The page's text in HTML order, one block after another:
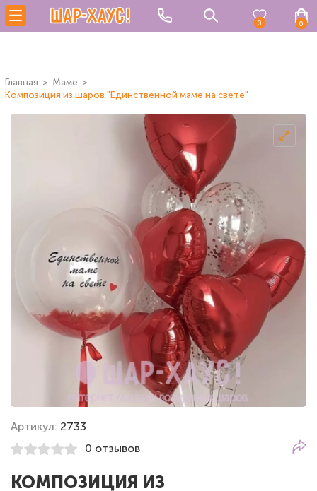
0 0
Главная
Маме
Композиция из шаров "Единственной маме на свете"
Артикул: 2733
0 отзывов
КОМПОЗИЦИЯ ИЗ